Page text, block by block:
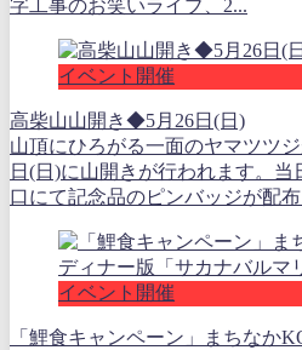
字工事のお笑いライブ、2...
イベント開催
高柴山山開き◆5月26日(日)
山頂にひろがる一面のヤマツツ
日(日)に山開きが行われます。当
口にて記念品のピンバッジが配
イベント開催
「鯉食キャンペーン」まちなか